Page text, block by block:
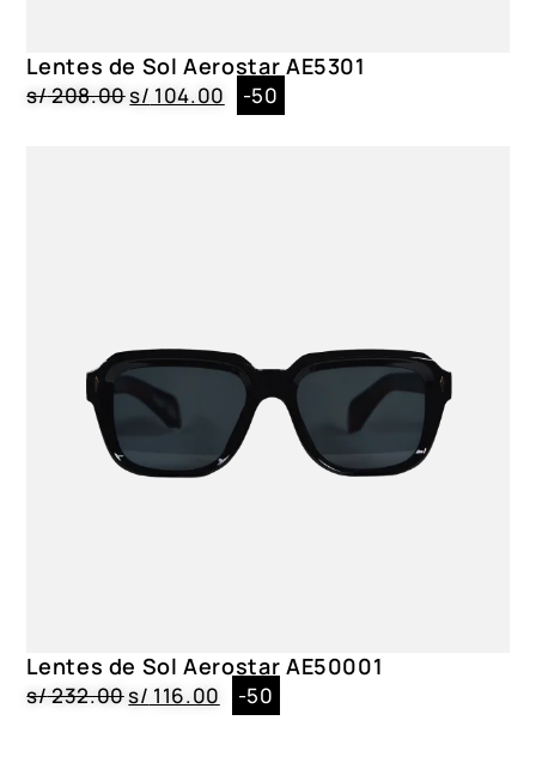
Lentes de Sol Aerostar AE5301
s/208.00s/ 104.00 -50
Lentes de Sol Aerostar AE50001
s/232.00s/ 116.00 -50